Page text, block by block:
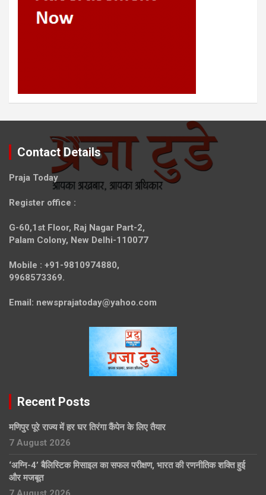
Contact Details
Praja Today
Register office :
G-60,1st Floor, Raj Nagar Part-2,
Palam Colony, New Delhi-110077
Mobile : +91-9810974880,
9968573369.
Email: newsprajatoday@yahoo.com
Recent Posts
मणिपुर पूरे राज्य में हर घर तिरंगा कैंपेन के लिए तैयार
7 August 2026
‘अग्नि-4’ बैलिस्टिक मिसाइल का सफल परीक्षण, भारत की रणनीतिक शक्ति हुई
और मजबूत